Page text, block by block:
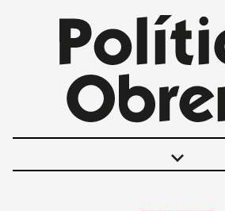
keyboard_arrow_down